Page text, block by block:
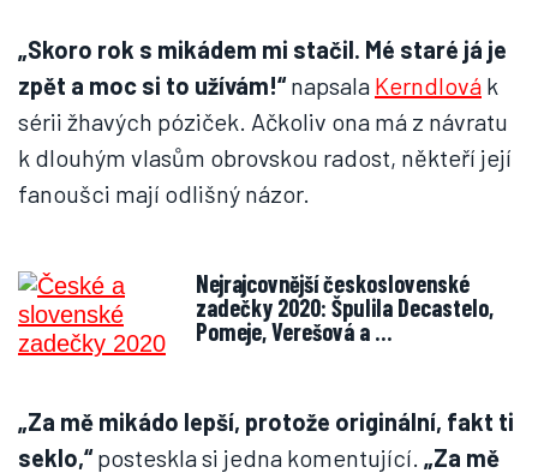
„Skoro rok s mikádem mi stačil. Mé staré já je
zpět a moc si to užívám!“napsala Kerndlová k
sérii žhavých póziček. Ačkoliv ona má z návratu
k dlouhým vlasům obrovskou radost, někteří její
fanoušci mají odlišný názor.
Nejrajcovnější československé
zadečky 2020: Špulila Decastelo,
Pomeje, Verešová a …
„Za mě mikádo lepší, protože originální, fakt ti
seklo,“posteskla si jedna komentující. „Za mě